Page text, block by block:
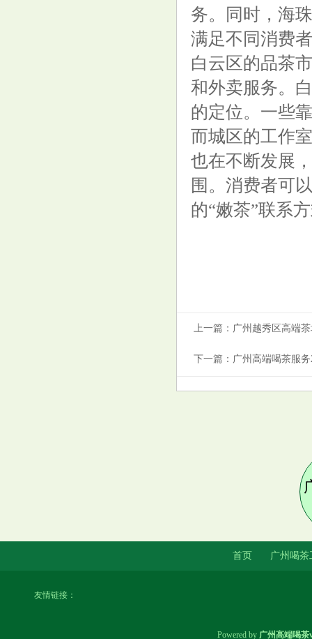
广州石牌村按摩，专业技师为你
务。同时，海
满足不同消费
白云区的品茶
和外卖服务。
的定位。一些
而城区的工作
也在不断发展
围。消费者可
的“嫩茶”联系
上一篇： 广州越秀区高端
下一篇： 广州高端喝茶服
首页 广州喝茶
友情链接：
Powered by 广州高端喝茶